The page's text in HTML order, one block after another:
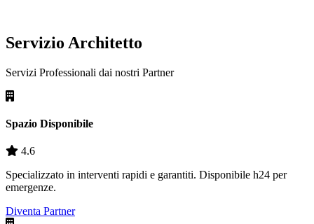
Servizio Architetto
Servizi Professionali dai nostri Partner
Spazio Disponibile
4.6
Specializzato in interventi rapidi e garantiti. Disponibile h24 per
emergenze.
Diventa Partner